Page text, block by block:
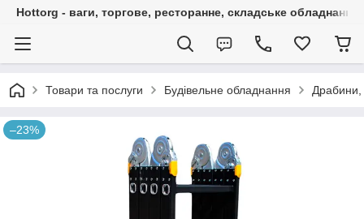
Hottorg - ваги, торгове, ресторанне, складське обладнання
Товари та послуги Будівельне обладнання Драбини,
–23%